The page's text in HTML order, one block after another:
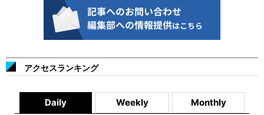
アクセスランキング
Daily Weekly Monthly